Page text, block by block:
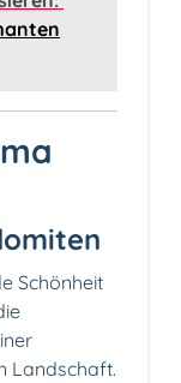
Schönheit
Landschaft.